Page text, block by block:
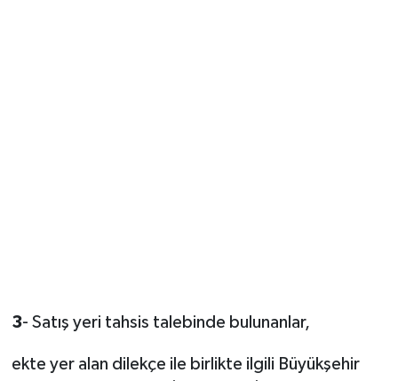
3- Satış yeri tahsis talebinde bulunanlar,
ekte yer alan dilekçe ile birlikte ilgili Büyükşehir